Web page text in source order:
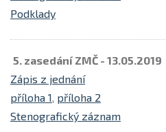
Podklady
5. zasedání ZMČ - 13.05.2019
Zápis z jednání
příloha 1, příloha 2
Stenografický záznam